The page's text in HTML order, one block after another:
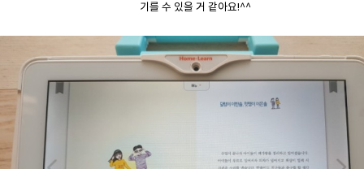
기를 수 있을 거 같아요!^^